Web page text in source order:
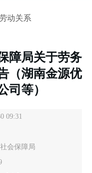
动关系
障局关于劳务
（湖南金源优
司等）
09:31
会保障局